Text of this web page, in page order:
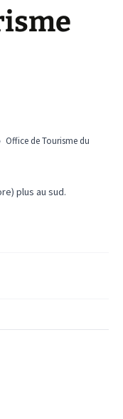
Office de Tourisme du
plus au sud.